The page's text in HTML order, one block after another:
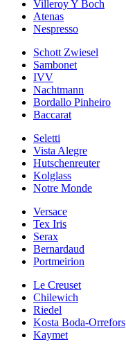
Villeroy Y Boch
Atenas
Nespresso
Schott Zwiesel
Sambonet
IVV
Nachtmann
Bordallo Pinheiro
Baccarat
Seletti
Vista Alegre
Hutschenreuter
Kolglass
Notre Monde
Versace
Tex Iris
Serax
Bernardaud
Portmeirion
Le Creuset
Chilewich
Riedel
Kosta Boda-Orrefors
Kaymet